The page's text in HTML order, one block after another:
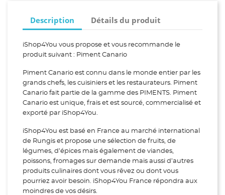
Description Détails du produit
iShop4You vous propose et vous recommande le
produit suivant : Piment Canario
Piment Canario est connu dans le monde entier par les
grands chefs, les cuisiniers et les restaurateurs. Piment
Canario fait partie de la gamme des PIMENTS. Piment
Canario est unique, frais et est sourcé, commercialisé et
exporté par iShop4You.
iShop4You est basé en France au marché international
de Rungis et propose une sélection de fruits, de
légumes, d’épices mais également de viandes,
poissons, fromages sur demande mais aussi d’autres
produits culinaires dont vous rêvez ou dont vous
pourriez avoir besoin. iShop4You France répondra aux
moindres de vos désirs.